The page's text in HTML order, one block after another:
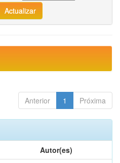
Anterior 1 Próxima
Autor(es)